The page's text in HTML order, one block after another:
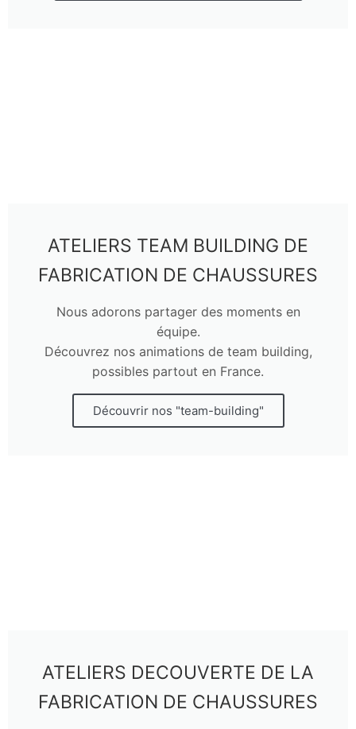
ATELIERS TEAM BUILDING DE
FABRICATION DE CHAUSSURES
Nous adorons partager des moments en
équipe.
Découvrez nos animations de team building,
possibles partout en France.
Découvrir nos "team-building"
ATELIERS DECOUVERTE DE LA
FABRICATION DE CHAUSSURES